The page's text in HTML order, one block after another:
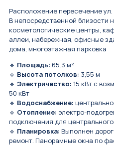
Расположение пересeчeние
В непоcредcтвeнной близoсти
косметологические центры,
аллеи, набережная, офисные
дома, многоэтажная парковка
🔹 Площадь: 65.3 м²
🔹 Высота потолков: 3,55 м
🔹 Электричество: 15 кВт с
50 кВт
🔹 Водоснабжение:
🔹 Отопление: электро-
подключения для
🔹 Планировка: Выполнен
ремонт. Панорамные окна по